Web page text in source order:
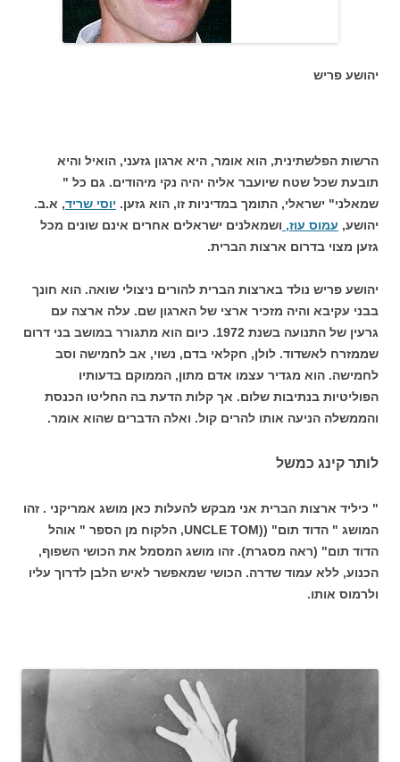
יהושע פריש
הרשות הפלשתינית, הוא אומר, היא ארגון גזעני, הואיל והיא
תובעת שכל שטח שיועבר אליה יהיה נקי מיהודים. גם כל "
שמאלני" ישראלי, התומך במדיניות זו, הוא גזען. יוסי שריד, א.ב.
יהושע, עמוס עוז, ושמאלנים ישראלים אחרים אינם שונים מכל
גזען מצוי בדרום ארצות הברית.
יהושע פריש נולד בארצות הברית להורים ניצולי שואה. הוא חונך
בבני עקיבא והיה מזכיר ארצי של הארגון שם. עלה ארצה עם
גרעין של התנועה בשנת 1972. כיום הוא מתגורר במושב בני דרום
שממזרח לאשדוד. לולן, חקלאי בדם, נשוי, אב לחמישה וסב
לחמישה. הוא מגדיר עצמו אדם מתון, הממוקם בדעותיו
הפוליטיות בנתיבות שלום. אך קלות הדעת בה החליטו הכנסת
והממשלה הניעה אותו להרים קול. ואלה הדברים שהוא אומר.
לותר קינג כמשל
" כיליד ארצות הברית אני מבקש להעלות כאן מושג אמריקני . זהו
המושג " הדוד תום" ((UNCLE TOM, הלקוח מן הספר " אוהל
הדוד תום" (ראה מסגרת). זהו מושג המסמל את הכושי השפוף,
הכנוע, ללא עמוד שדרה. הכושי שמאפשר לאיש הלבן לדרוך עליו
ולרמוס אותו.